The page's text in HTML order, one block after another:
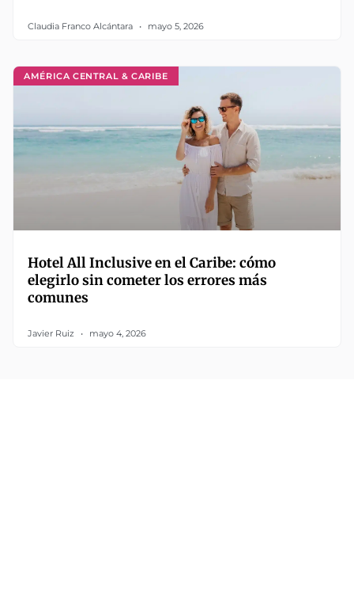
Claudia Franco Alcántara mayo 5, 2026
AMÉRICA CENTRAL & CARIBE
Hotel All Inclusive en el Caribe: cómo
elegirlo sin cometer los errores más
comunes
Javier Ruiz mayo 4, 2026